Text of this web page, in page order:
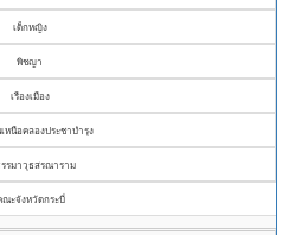
เด็กหญิง
พิชญา
เรืองเมือง
เหนือคลองประชาบำรุง
รมาวุธสรณาราม
ณะจังหวัดกระบี่